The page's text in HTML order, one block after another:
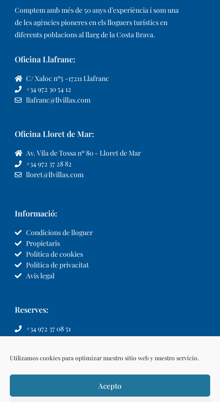
Utilizamos cookies para optimizar nuestro sitio web y nuestro servicio.
Acepto
Comptem amb més de 50 anys d’experiència i som una
de les agències pioneres en els lloguers turístics en
diferents poblacions al llarg de la Costa Brava. ​
Oficina Llafranc:
C/ Xaloc nº5 -17211 Llafranc
+34 972 30 54 12
llafranc@llvillas.com
Oficina Lloret de Mar:
Av. Vila de Tossa nº 80 - Lloret de Mar
+34 972 37 28 82
lloret@llvillas.com
Informació:
Condicions de lloguer
Propietaris
Política de cookies
Política de privacitat
Avis legal
Reserves:
+34 972 37 08 51